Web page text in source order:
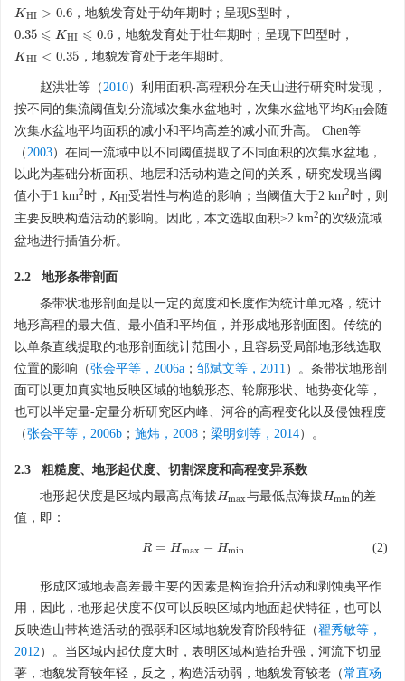
KHI > 0.6
KHI >0.6 ，地貌发育处于幼年期时；呈现S型时，
0.35 ⩽ KHI ⩽ 0.6
0.35 ⩽KHI⩽ 0.6 ，地貌发育处于壮年期时；呈现下凹型时，
KHI < 0.35
KHI <0.35 ，地貌发育处于老年期时。
赵洪壮等（ 2010）利用面积-高程积分在天山进行研究时发现，
按不同的集流阈值划分流域次集水盆地时，次集水盆地平均KHI会随
次集水盆地平均面积的减小和平均高差的减小而升高。 Chen等
（ 2003）在同一流域中以不同阈值提取了不同面积的次集水盆地，
以此为基础分析面积、地层和活动构造之间的关系，研究发现当阈
值小于1 km2 时， KHI受岩性与构造的影响；当阈值大于2 km2 时，则
主要反映构造活动的影响。因此，本文选取面积≥2 km2的次级流域
盆地进行插值分析。
2.2 地形条带剖面
条带状地形剖面是以一定的宽度和长度作为统计单元格，统计
地形高程的最大值、最小值和平均值，并形成地形剖面图。传统的
以单条直线提取的地形剖面统计范围小，且容易受局部地形线选取
位置的影响（张会平等，2006a ； 邹斌文等，2011 ）。条带状地形剖
面可以更加真实地反映区域的地貌形态、轮廓形状、地势变化等，
也可以半定量-定量分析研究区内峰、河谷的高程变化以及侵蚀程度
（张会平等，2006b ； 施炜，2008 ； 梁明剑等，2014）。
2.3 粗糙度、地形起伏度、切割深度和高程变异系数
地形起伏度是区域内最高点海拔 Hmax
Hmax与最低点海拔 Hmin
Hmin的差
值，即：
R = Hmax − Hmin
R= Hmax−H min (2)
形成区域地表高差最主要的因素是构造抬升活动和剥蚀夷平作
用，因此，地形起伏度不仅可以反映区域内地面起伏特征，也可以
反映造山带构造活动的强弱和区域地貌发育阶段特征（翟秀敏等，
2012 ）。当区域内起伏度大时，表明区域构造抬升强，河流下切显
著，地貌发育较年轻，反之，构造活动弱，地貌发育较老（常直杨